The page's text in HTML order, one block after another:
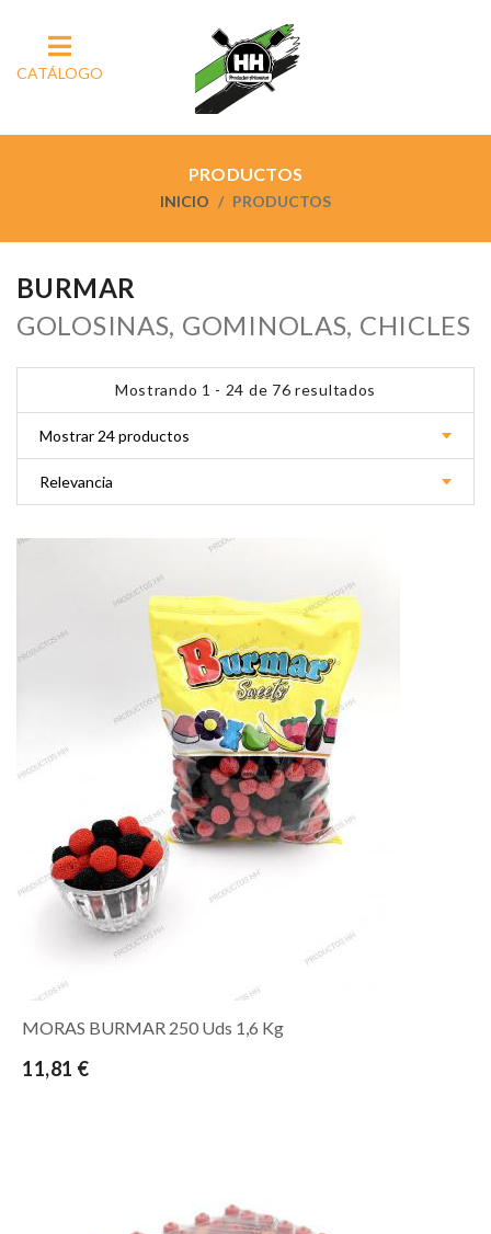
CATÁLOGO
PRODUCTOS
INICIO PRODUCTOS
BURMAR
GOLOSINAS, GOMINOLAS, CHICLES
Mostrando 1 - 24 de 76 resultados
MORAS BURMAR 250 Uds 1,6 Kg
11,81 €